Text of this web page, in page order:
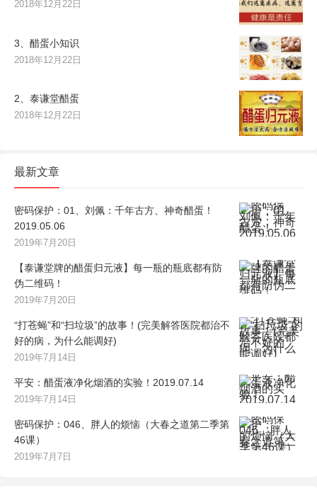
2018年12月22日
3、醋蛋小知识
2018年12月22日
2、泰谦堂醋蛋
2018年12月22日
最新文章
密码保护：01、刘佩：千年古方、神奇醋蛋！
2019.05.06
2019年7月20日
【泰谦堂牌的醋蛋归元液】每一瓶的瓶底都有防
伪二维码！
2019年7月20日
“打苍蝇”和“扫垃圾”的故事！(完美解答医院都治不
好的病，为什么能调好)
2019年7月14日
平安：醋蛋液净化烟酒的实验！2019.07.14
2019年7月14日
密码保护：046、胖人的烦恼（大春之道第二季第
46课）
2019年7月7日